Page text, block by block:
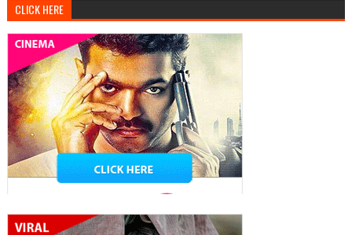
CLICK HERE